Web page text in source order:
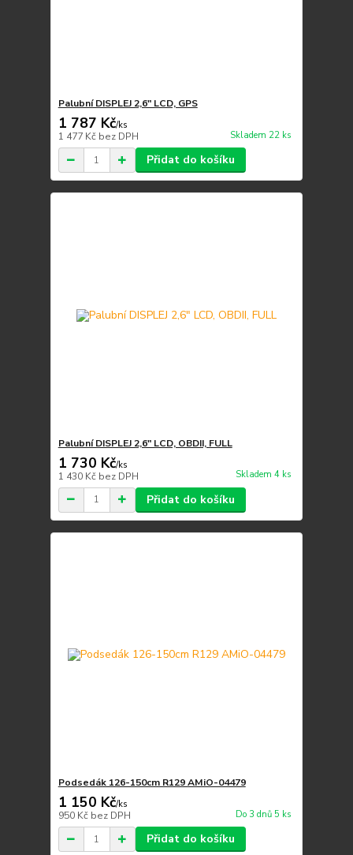
Palubní DISPLEJ 2,6" LCD, GPS
1 787 Kč/ks
1 477 Kč bez DPH Skladem 22 ks
Přidat do košíku
Palubní DISPLEJ 2,6" LCD, OBDII, FULL
1 730 Kč/ks
1 430 Kč bez DPH Skladem 4 ks
Přidat do košíku
Podsedák 126-150cm R129 AMiO-04479
1 150 Kč/ks
950 Kč bez DPH Do 3 dnů 5 ks
Přidat do košíku